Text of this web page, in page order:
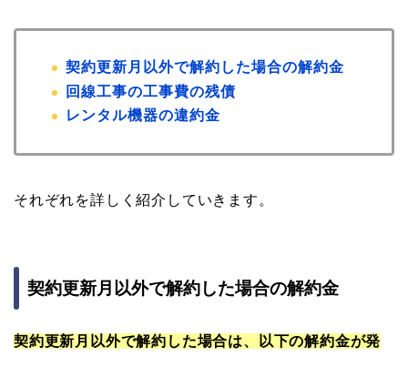
契約更新月以外で解約した場合の解約金
回線工事の工事費の残債
レンタル機器の違約金
それぞれを詳しく紹介していきます。
契約更新月以外で解約した場合の解約金
契約更新月以外で解約した場合は、以下の解約金が発